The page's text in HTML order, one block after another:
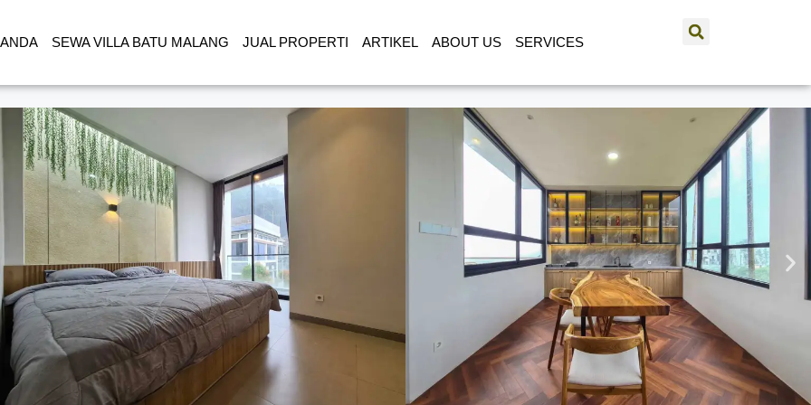
SEWA VILLA BATU MALANG JUAL PROPERTI ARTIKEL ABOUT US SERVICES